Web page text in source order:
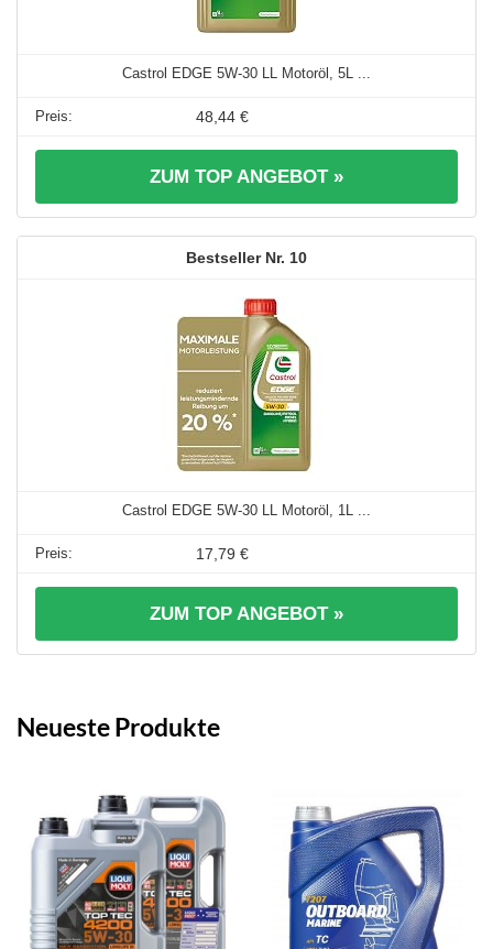
Castrol EDGE 5W-30 LL Motoröl, 5L ...
48,44 €
ZUM TOP ANGEBOT »
10
Castrol EDGE 5W-30 LL Motoröl, 1L ...
17,79 €
ZUM TOP ANGEBOT »
Neueste Produkte